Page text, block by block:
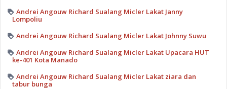
Andrei Angouw Richard Sualang Micler Lakat Janny
Lompoliu
Andrei Angouw Richard Sualang Micler Lakat Johnny Suwu
Andrei Angouw Richard Sualang Micler Lakat Upacara HUT
ke-401 Kota Manado
Andrei Angouw Richard Sualang Micler Lakat ziara dan
tabur bunga